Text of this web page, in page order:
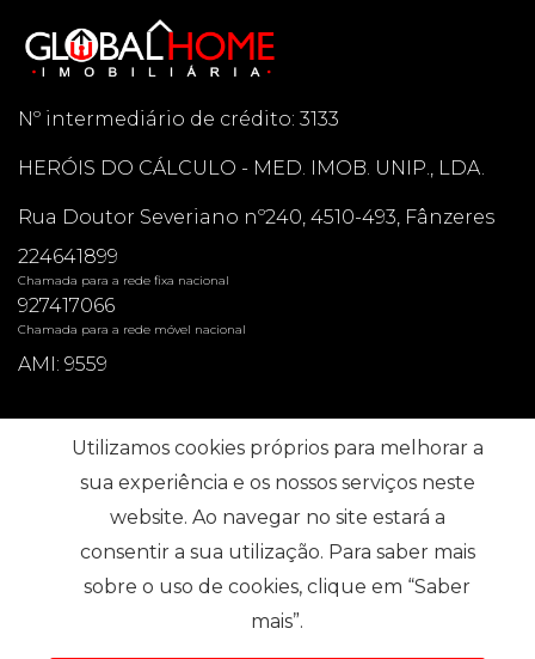
Nº intermediário de crédito: 3133
HERÓIS DO CÁLCULO - MED. IMOB. UNIP., LDA.
Rua Doutor Severiano nº240, 4510-493, Fânzeres
224641899
Chamada para a rede fixa nacional
927417066
Chamada para a rede móvel nacional
AMI: 9559
Pesquisas mais Frequentes
Subscrever
Utilizamos cookies próprios para melhorar a
sua experiência e os nossos serviços neste
website. Ao navegar no site estará a
consentir a sua utilização. Para saber mais
sobre o uso de cookies, clique em “Saber
mais”.